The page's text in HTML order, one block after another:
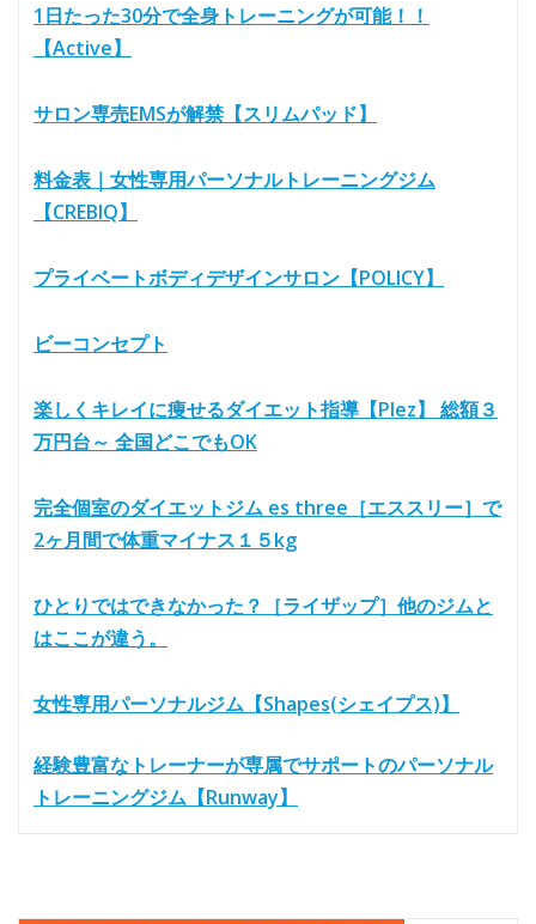
1日たった30分で全身トレーニングが可能！！
【Active】
サロン専売EMSが解禁【スリムパッド】
料金表｜女性専用パーソナルトレーニングジム
【CREBIQ】
プライベートボディデザインサロン【POLICY】
ビーコンセプト
楽しくキレイに痩せるダイエット指導【Plez】 総額３
万円台～ 全国どこでもOK
完全個室のダイエットジム es three［エススリー］で
2ヶ月間で体重マイナス１５kg
ひとりではできなかった？［ライザップ］他のジムと
はここが違う。
女性専用パーソナルジム【Shapes(シェイプス)】
経験豊富なトレーナーが専属でサポートのパーソナル
トレーニングジム【Runway】